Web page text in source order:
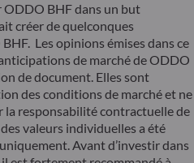
ODDO BHF dans un but
créer de quelconques
Les opinions émises dans ce
de marché de ODDO
de document. Elles sont
des conditions de marché et ne
la responsabilité contractuelle de
valeurs individuelles a été
Avant d’investir dans